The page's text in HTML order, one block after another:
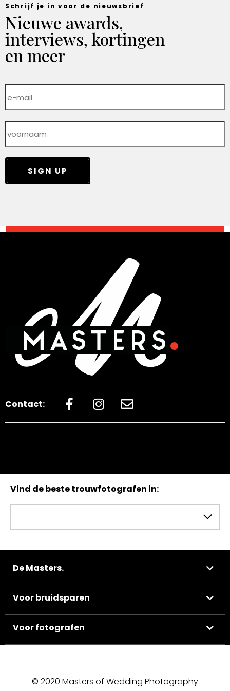
Schrijf je in voor de nieuwsbrief
Nieuwe awards,
interviews, kortingen
en meer
SIGN UP
Contact:
Vind de beste trouwfotografen in:
De Masters.
Voor bruidsparen
Voor fotografen
© 2020 Masters of Wedding Photography